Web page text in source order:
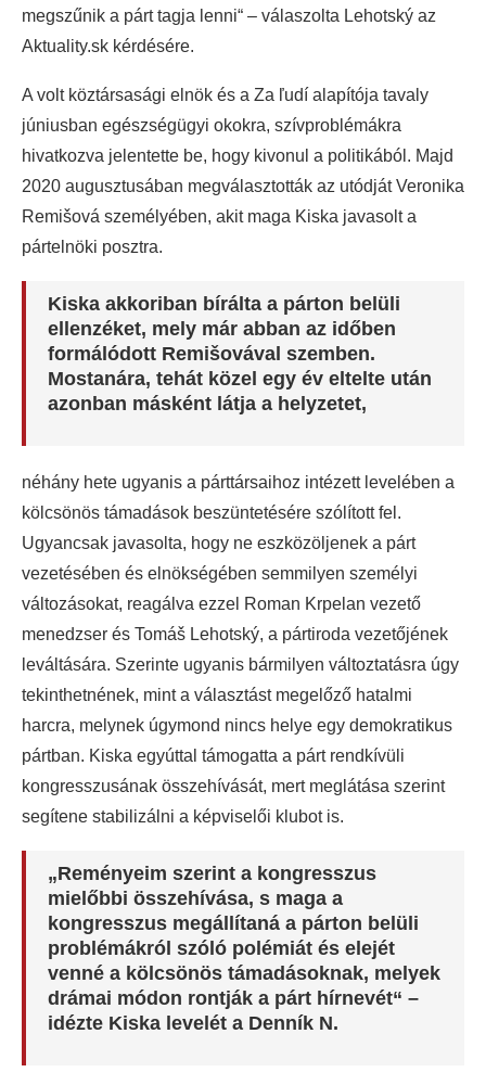
megszűnik a párt tagja lenni“ – válaszolta Lehotský az
Aktuality.sk kérdésére.
A volt köztársasági elnök és a Za ľudí alapítója tavaly
júniusban egészségügyi okokra, szívproblémákra
hivatkozva jelentette be, hogy kivonul a politikából. Majd
2020 augusztusában megválasztották az utódját Veronika
Remišová személyében, akit maga Kiska javasolt a
pártelnöki posztra.
Kiska akkoriban bírálta a párton belüli
ellenzéket, mely már abban az időben
formálódott Remišovával szemben.
Mostanára, tehát közel egy év eltelte után
azonban másként látja a helyzetet,
néhány hete ugyanis a párttársaihoz intézett levelében a
kölcsönös támadások beszüntetésére szólított fel.
Ugyancsak javasolta, hogy ne eszközöljenek a párt
vezetésében és elnökségében semmilyen személyi
változásokat, reagálva ezzel Roman Krpelan vezető
menedzser és Tomáš Lehotský, a pártiroda vezetőjének
leváltására. Szerinte ugyanis bármilyen változtatásra úgy
tekinthetnének, mint a választást megelőző hatalmi
harcra, melynek úgymond nincs helye egy demokratikus
pártban. Kiska egyúttal támogatta a párt rendkívüli
kongresszusának összehívását, mert meglátása szerint
segítene stabilizálni a képviselői klubot is.
„Reményeim szerint a kongresszus
mielőbbi összehívása, s maga a
kongresszus megállítaná a párton belüli
problémákról szóló polémiát és elejét
venné a kölcsönös támadásoknak, melyek
drámai módon rontják a párt hírnevét“ –
idézte Kiska levelét a Denník N.